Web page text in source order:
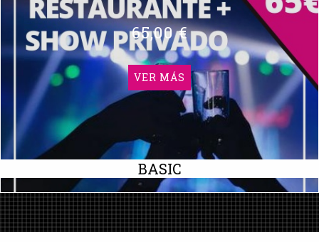
BASIC
65,00 €
VER MÁS